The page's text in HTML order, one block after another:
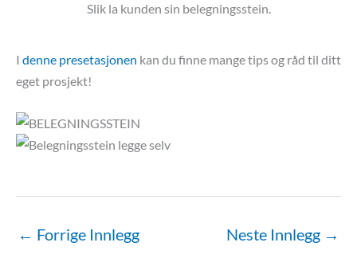
Slik la kunden sin belegningsstein.
I denne presetasjonen kan du finne mange tips og råd til ditt
eget prosjekt!
← Forrige Innlegg Neste Innlegg →